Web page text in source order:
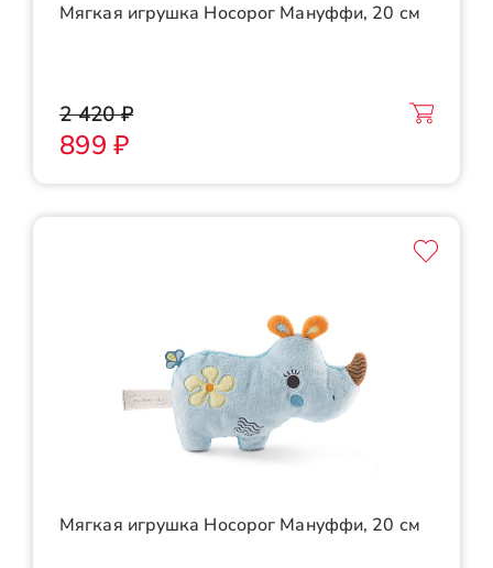
Мягкая игрушка Носорог Мануффи, 20 см
2 420 ₽
899 ₽
Мягкая игрушка Носорог Мануффи, 20 см